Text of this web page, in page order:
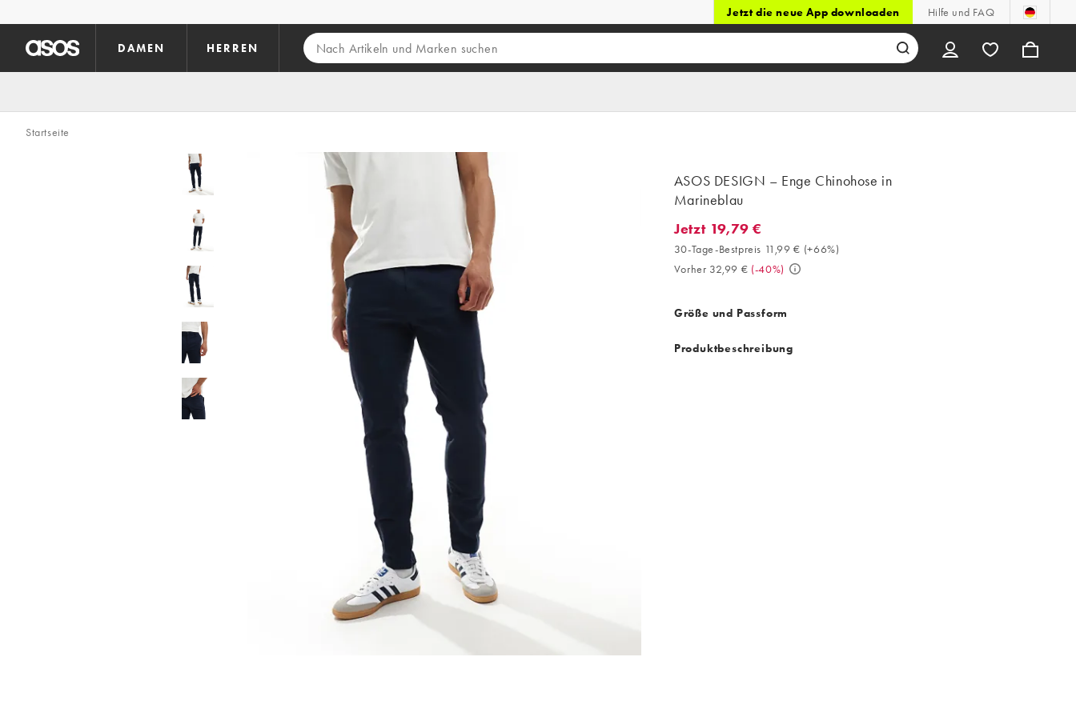
Jetzt die neue App downloaden Hilfe und FAQ
DAMEN HERREN
Startseite
ASOS DESIGN – Enge Chinohose in
Marineblau
Jetzt 19,79 €. 30-Tage-Bestpreis 11,99 € (+66%). Vorher 32,99 €. (-40%)
Jetzt 19,79 €
30-Tage-Bestpreis 11,99 € (+66%)
Vorher 32,99 € (-40%)
Größe und Passform
Produktbeschreibung